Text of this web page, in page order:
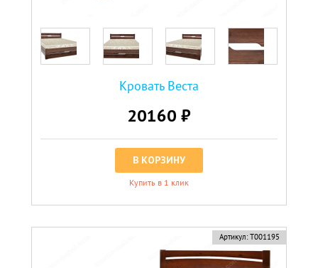
Кровать Веста
20160 ₽
В КОРЗИНУ
Купить в 1 клик
Артикул: Т001195